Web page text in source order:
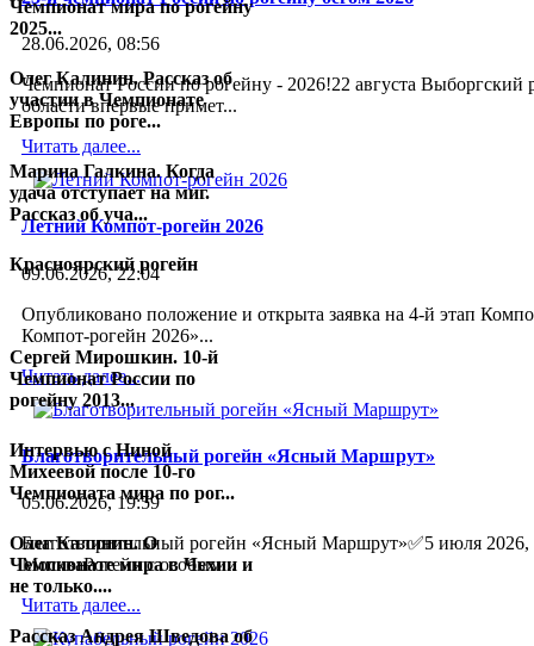
Олег Калинин. Рассказ об участии в
в Латвии
14 октября 2020
Чемпионат мира по рогейну
2025...
Олег Калинин. Рассказ об
участии в Чемпионате
Европы по роге...
Марина Галкина. Когда
удача отступает на миг.
Рассказ об уча...
Красноярский рогейн
Сергей Мирошкин. 10-й
Чемпионат России по
рогейну 2013...
Интервью с Ниной
Михеевой после 10-го
Чемпионата мира по рог...
Олег Калинин. О
Чемпионате мира в Чехии и
не только....
Рассказ Андрея Шведова об
28.06.2026, 08:56
Чемпионат России по рогейну - 2026!22 августа Выборгский
области впервые примет...
Читать далее...
Летний Компот-рогейн 2026
09.06.2026, 22:04
Опубликовано положение и открыта заявка на 4-й этап
Компот-рогейн 2026»...
Читать далее...
Благотворительный рогейн «Ясный Маршрут»
05.06.2026, 19:59
Благотворительный рогейн «Ясный Маршрут»✅5 июля 2026,
МоскваРогейн с особым...
Читать далее...